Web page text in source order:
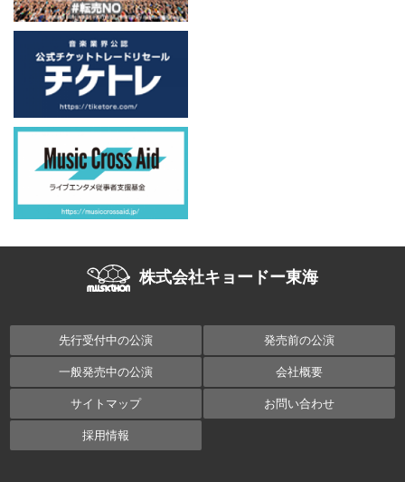
株式会社キョードー東海
先行受付中の公演 発売前の公演
一般発売中の公演 会社概要
サイトマップ お問い合わせ
採用情報